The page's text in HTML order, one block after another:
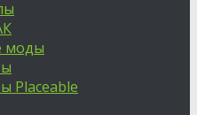
моды
Placeable